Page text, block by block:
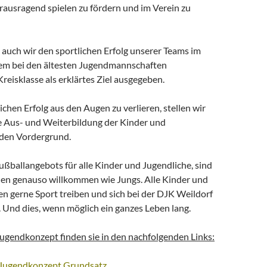
spielen zu fördern und im Verein zu
wir den sportlichen Erfolg unserer Teams im
bei den ältesten Jugendmannschaften
als erklärtes Ziel ausgegeben.
Erfolg aus den Augen zu verlieren, stellen wir
Aus- und Weiterbildung der Kinder und
Vordergrund.
für alle Kinder und Jugendliche, sind
genauso willkommen wie Jungs. Alle Kinder und
gerne Sport treiben und sich bei der DJK Weildorf
dies, wenn möglich ein ganzes Leben lang.
finden sie in den nachfolgenden Links: